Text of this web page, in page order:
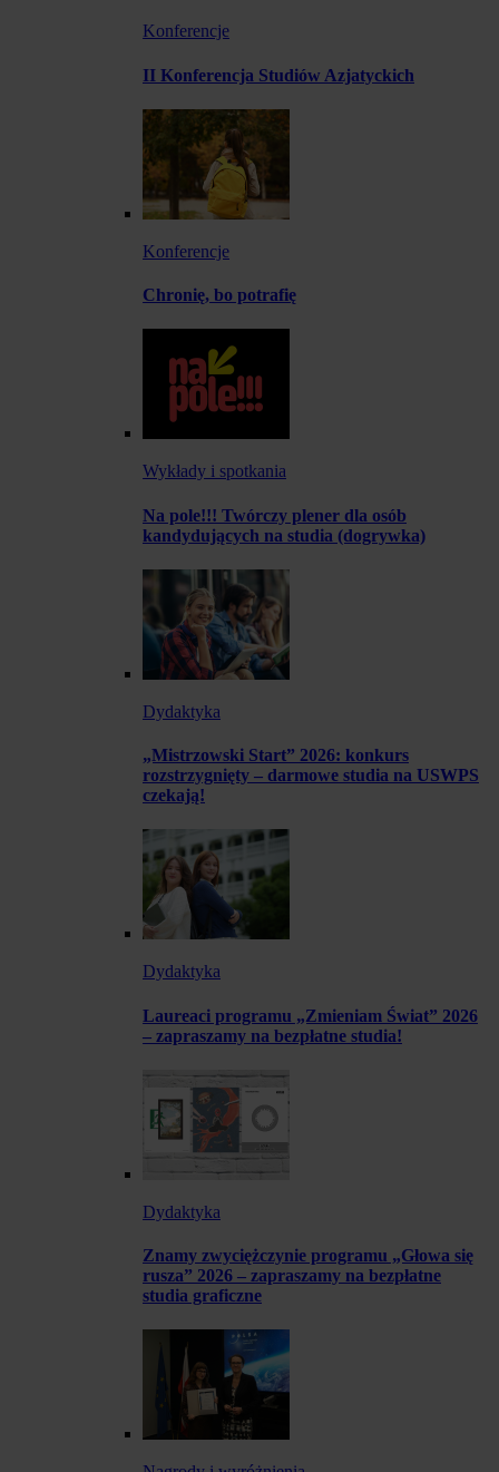
Konferencje
II Konferencja Studiów Azjatyckich
Konferencje
Chronię, bo potrafię
Wykłady i spotkania
Na pole!!! Twórczy plener dla osób
kandydujących na studia (dogrywka)
Dydaktyka
„Mistrzowski Start” 2026: konkurs
rozstrzygnięty – darmowe studia na USWPS
czekają!
Dydaktyka
Laureaci programu „Zmieniam Świat” 2026
– zapraszamy na bezpłatne studia!
Dydaktyka
Znamy zwyciężczynie programu „Głowa się
rusza” 2026 – zapraszamy na bezpłatne
studia graficzne